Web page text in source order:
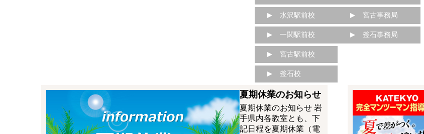
水沢駅前校
一関駅前校
宮古駅前校
釜石校
宮古事務局
釜石事務局
夏期休業のお知らせ
夏期休業のお知らせ 岩
手県内各教室とも、下
記日程を夏期休業（電